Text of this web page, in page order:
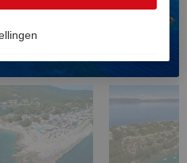
risico dat Amerikaanse
dat er doeltreffende
zijn. U kunt uw
intrekken.